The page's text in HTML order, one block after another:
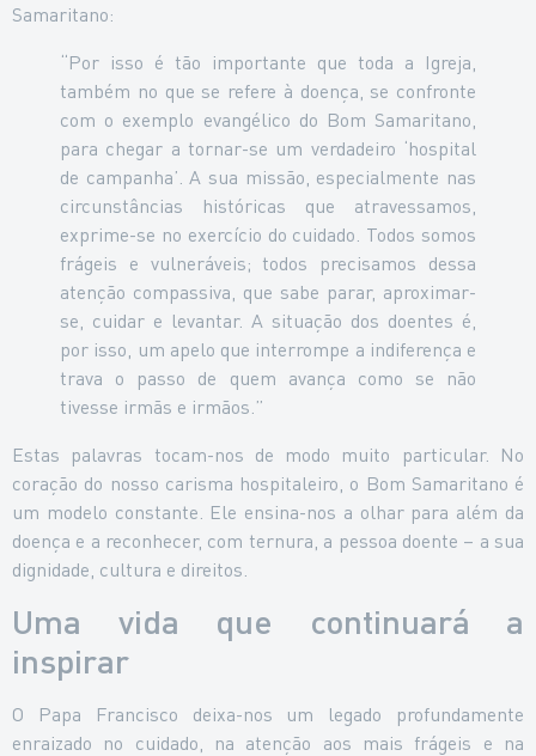
Samaritano:
“Por isso é tão importante que toda a Igreja,
também no que se refere à doença, se confronte
com o exemplo evangélico do Bom Samaritano,
para chegar a tornar-se um verdadeiro ‘hospital
de campanha’. A sua missão, especialmente nas
circunstâncias históricas que atravessamos,
exprime-se no exercício do cuidado. Todos somos
frágeis e vulneráveis; todos precisamos dessa
atenção compassiva, que sabe parar, aproximar-
se, cuidar e levantar. A situação dos doentes é,
por isso, um apelo que interrompe a indiferença e
trava o passo de quem avança como se não
tivesse irmãs e irmãos.”
Estas palavras tocam-nos de modo muito particular. No
coração do nosso carisma hospitaleiro, o Bom Samaritano é
um modelo constante. Ele ensina-nos a olhar para além da
doença e a reconhecer, com ternura, a pessoa doente – a sua
dignidade, cultura e direitos.
Uma vida que continuará a
inspirar
O Papa Francisco deixa-nos um legado profundamente
enraizado no cuidado, na atenção aos mais frágeis e na